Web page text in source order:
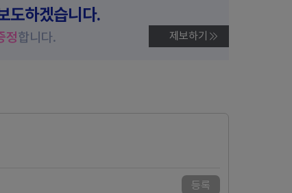
도하겠습니다.
정합니다. 제보하기
등록